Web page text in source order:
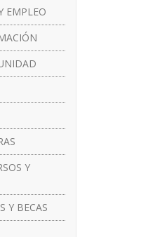
EMPLEO
Y
Y BECAS